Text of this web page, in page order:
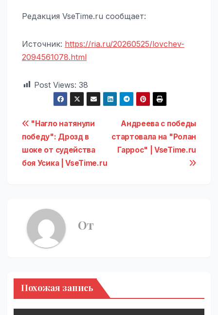
Редакция VseTime.ru сообщает:
Источник: https://ria.ru/20260525/lovchev-
2094561078.html
Post Views: 38
Навигация
по
записям
Андреева с победы
стартовала на "Ролан
Гаррос" | VseTime.ru
"Нагло натянули
победу": Дрозд в
шоке от судейства
боя Усика | VseTime.ru
От
Похожая запись